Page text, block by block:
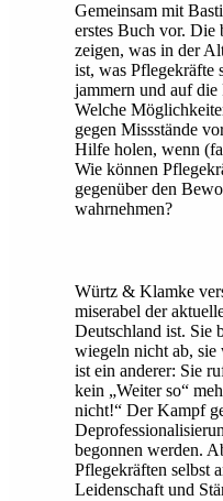
Gemeinsam mit
erstes Buch vor. Die
zeigen, was in der
ist, was Pflegekräfte
jammern und auf
Welche
gegen Missstände
Hilfe holen, wenn
Wie können
gegenüber den
wahrnehmen?
Würtz & Klamke
miserabel der
Deutschland ist. Sie
wiegeln nicht ab,
ist ein anderer: Sie
kein „Weiter so“
nicht!“ Der Kampf
begonnen werden.
Pflegekräften selbst
Leidenschaft und